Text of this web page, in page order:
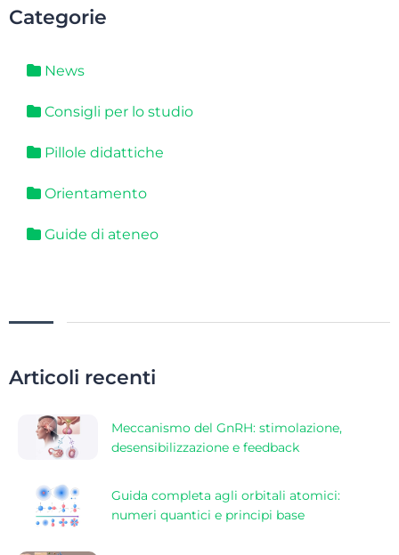
Categorie
News
Consigli per lo studio
Pillole didattiche
Orientamento
Guide di ateneo
Articoli recenti
Meccanismo del GnRH: stimolazione,
desensibilizzazione e feedback
Guida completa agli orbitali atomici:
numeri quantici e principi base